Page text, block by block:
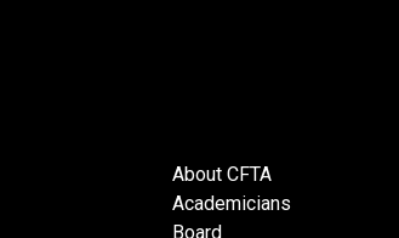
About CFTA
Academicians
Board